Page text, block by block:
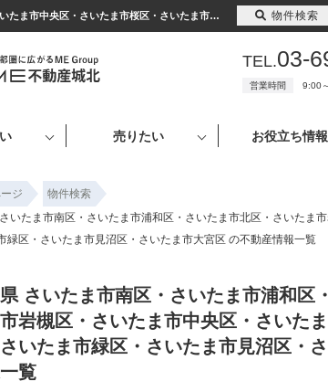
埼玉県 さいたま市南区・さいたま市浦和区・さいたま市北区・さいたま市岩槻区・さいたま市中央区・さいたま市桜区・さいたま市西区・さいたま市緑区・さいたま市見沼区・さいたま市大宮区 ｜東京・埼玉の不動産のことならME不動産城北へ
TEL.03-
営業時間 9:00
売りたい お役立ち情報
ジ
物件検索
いたま市南区・さいたま市浦和区・さいたま市北区・さいたま
緑区・さいたま市見沼区・さいたま市大宮区 の不動産情報一覧
さいたま市南区・さいたま市浦和区
岩槻区・さいたま市中央区・さいた
いたま市緑区・さいたま市見沼区・
覧
物件検索